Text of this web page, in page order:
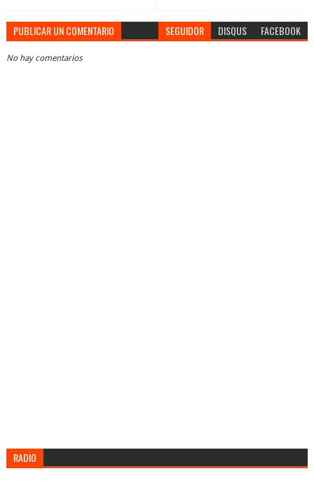
PUBLICAR UN COMENTARIO SEGUIDOR DISQUS FACEBOOK
No hay comentarios
RADIO